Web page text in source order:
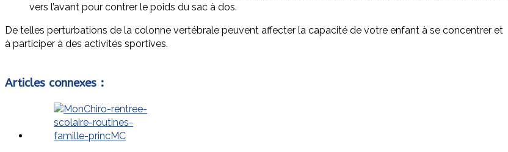
vers l’avant pour contrer le poids du sac à dos.
De telles perturbations de la colonne vertébrale peuvent affecter la capacité de votre enfant à se concentrer et
à participer à des activités sportives.
Articles connexes :